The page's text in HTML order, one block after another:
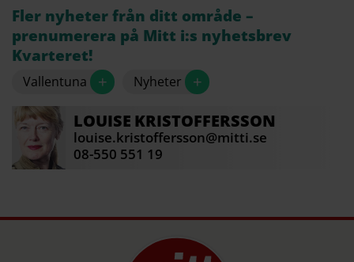
Fler nyheter från ditt område –
prenumerera på Mitt i:s nyhetsbrev
Kvarteret!
Vallentuna + Nyheter +
LOUISE KRISTOFFERSSON
louise.kristoffersson@mitti.se
08-550 551 19